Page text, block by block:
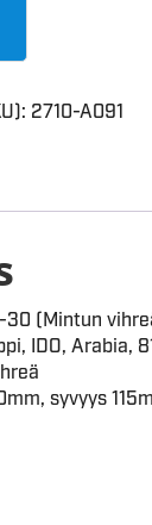
2710-A091
30 (Mintun
IDO, Arabia,
syvyys